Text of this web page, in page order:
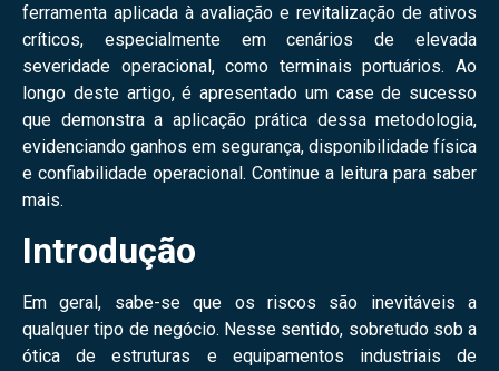
ferramenta aplicada à avaliação e revitalização de ativos
críticos, especialmente em cenários de elevada
severidade operacional, como terminais portuários. Ao
longo deste artigo, é apresentado um case de sucesso
que demonstra a aplicação prática dessa metodologia,
evidenciando ganhos em segurança, disponibilidade física
e confiabilidade operacional. Continue a leitura para saber
mais.
Introdução
Em geral, sabe-se que os riscos são inevitáveis a
qualquer tipo de negócio. Nesse sentido, sobretudo sob a
ótica de estruturas e equipamentos industriais de